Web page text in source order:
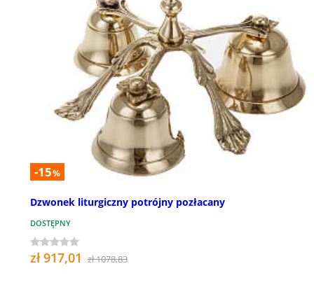
-15%
Dzwonek liturgiczny potrójny pozłacany
DOSTĘPNY
zł 917,01 zł 1078,83